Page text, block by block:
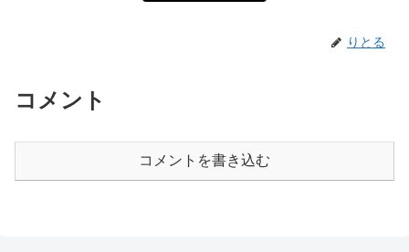
りとる
コメント
コメントを書き込む